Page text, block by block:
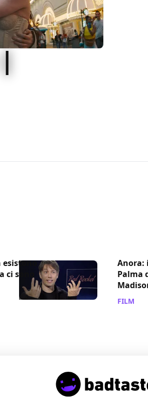
esistono
sono
Anora:
Palma
FILM